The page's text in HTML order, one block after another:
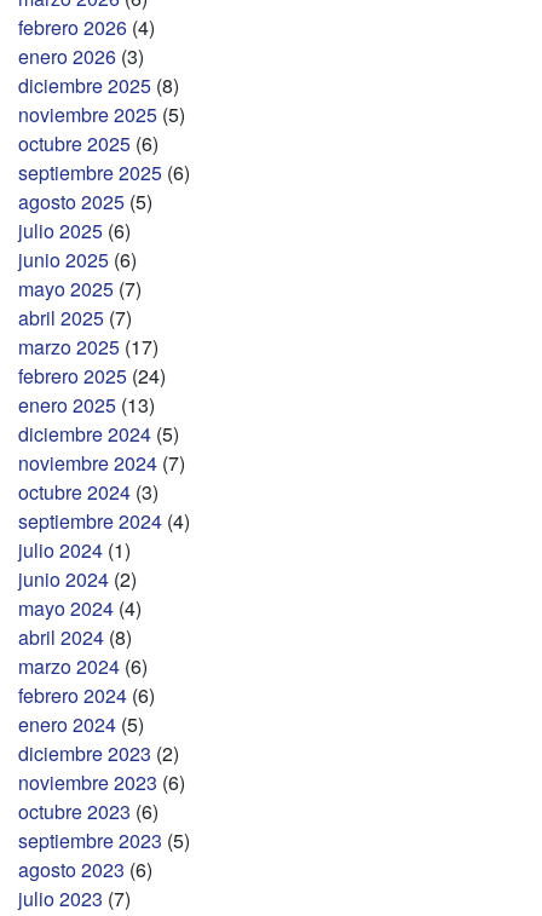
febrero 2026 (4)
enero 2026 (3)
diciembre 2025 (8)
noviembre 2025 (5)
octubre 2025 (6)
septiembre 2025 (6)
agosto 2025 (5)
julio 2025 (6)
junio 2025 (6)
mayo 2025 (7)
abril 2025 (7)
marzo 2025 (17)
febrero 2025 (24)
enero 2025 (13)
diciembre 2024 (5)
noviembre 2024 (7)
octubre 2024 (3)
septiembre 2024 (4)
julio 2024 (1)
junio 2024 (2)
mayo 2024 (4)
abril 2024 (8)
marzo 2024 (6)
febrero 2024 (6)
enero 2024 (5)
diciembre 2023 (2)
noviembre 2023 (6)
octubre 2023 (6)
septiembre 2023 (5)
agosto 2023 (6)
julio 2023 (7)